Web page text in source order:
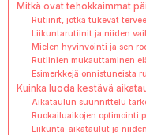
Mitkä ovat tehokkaimmat
Rutiinit, jotka tukevat
Liikuntarutiinit ja niiden
Mielen hyvinvointi ja sen
Rutiinien mukauttaminen
Esimerkkejä onnistuneista
Kuinka luoda kestävä
Aikataulun suunnittelu
Ruokailuaikojen optimointi
Liikunta-aikataulut ja